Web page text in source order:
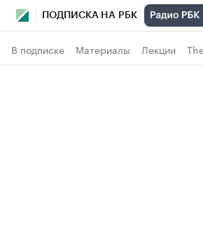
ПОДПИСКА НА РБК
В подписке Материалы Лекции